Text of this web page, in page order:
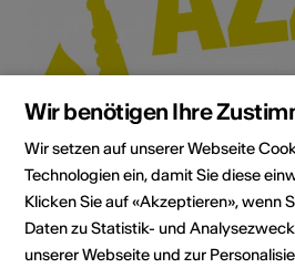
Institution / Organisation
Je dis Jazzy!
Wir benötigen Ihre
Wir setzen auf unserer Webseite
Technologien ein, damit Sie diese
Klicken Sie auf «Akzeptieren», wenn
Daten zu Statistik- und
unserer Webseite und zur